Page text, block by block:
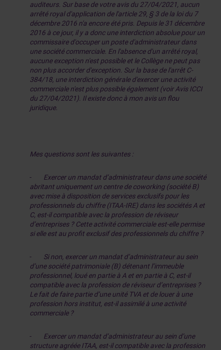
auditeurs. Sur base de votre avis du 27/04/2021, aucun
arrêté royal d'application de l'article 29, § 3 de la loi du 7
décembre 2016 n'a encore été pris. Depuis le 31 décembre
2016 à ce jour, il y a donc une interdiction absolue pour un
commissaire d'occuper un poste d'administrateur dans
une société commerciale. En l'absence d'un arrêté royal,
aucune exception n'est possible et le Collège ne peut pas
non plus accorder d'exception. Sur la base de l'arrêt C-
384/18, une interdiction générale d'exercer une activité
commerciale n'est plus possible également (voir Avis ICCI
du 27/04/2021). Il existe donc à mon avis un flou
juridique.
Mes questions sont les suivantes :
- Exercer un mandat d’administrateur dans une société
abritant uniquement un centre de coworking (société B)
avec mise à disposition de services exclusifs pour les
professionnels du chiffre (ITAA-IRE) dans les sociétés A et
C, est-il compatible avec la profession de réviseur
d’entreprises ? Cette activité commerciale est-elle permise
si elle est au profit exclusif des professionnels du chiffre ?
- Si non, exercer un mandat d’administrateur au sein
d’une société patrimoniale (B) détenant l’immeuble
professionnel, loué en partie à A et en partie à C, est-il
compatible avec la profession de réviseur d’entreprises ?
Le fait de faire partie d’une unité TVA et de louer à une
profession hors institut, est-il assimilé à une activité
commerciale ?
- Exercer un mandat d’administrateur au sein d’une
structure agréée ITAA, est-il compatible avec la profession